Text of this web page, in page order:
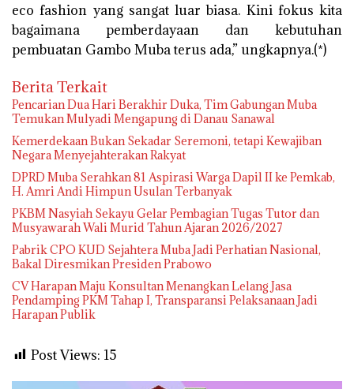
eco fashion yang sangat luar biasa. Kini fokus kita
bagaimana pemberdayaan dan kebutuhan
pembuatan Gambo Muba terus ada,” ungkapnya.(*)
Berita Terkait
Pencarian Dua Hari Berakhir Duka, Tim Gabungan Muba
Temukan Mulyadi Mengapung di Danau Sanawal
Kemerdekaan Bukan Sekadar Seremoni, tetapi Kewajiban
Negara Menyejahterakan Rakyat
DPRD Muba Serahkan 81 Aspirasi Warga Dapil II ke Pemkab,
H. Amri Andi Himpun Usulan Terbanyak
PKBM Nasyiah Sekayu Gelar Pembagian Tugas Tutor dan
Musyawarah Wali Murid Tahun Ajaran 2026/2027
Pabrik CPO KUD Sejahtera Muba Jadi Perhatian Nasional,
Bakal Diresmikan Presiden Prabowo
CV Harapan Maju Konsultan Menangkan Lelang Jasa
Pendamping PKM Tahap I, Transparansi Pelaksanaan Jadi
Harapan Publik
Post Views: 15